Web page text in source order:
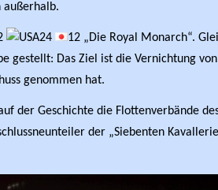
außerhalb.
24
12 „Die Royal Monarch“.
gestellt: Das Ziel ist die Vernichtung von
genommen hat.
der Geschichte die Flottenverbände
der „Siebenten